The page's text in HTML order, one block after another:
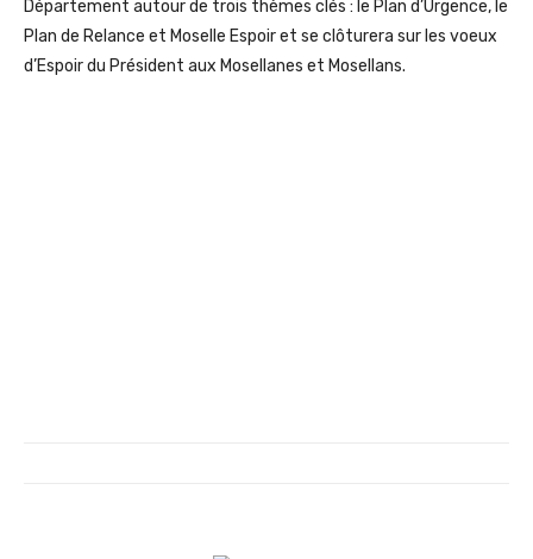
Département autour de trois thèmes clés : le Plan d’Urgence, le
Plan de Relance et Moselle Espoir et se clôturera sur les voeux
d’Espoir du Président aux Mosellanes et Mosellans.